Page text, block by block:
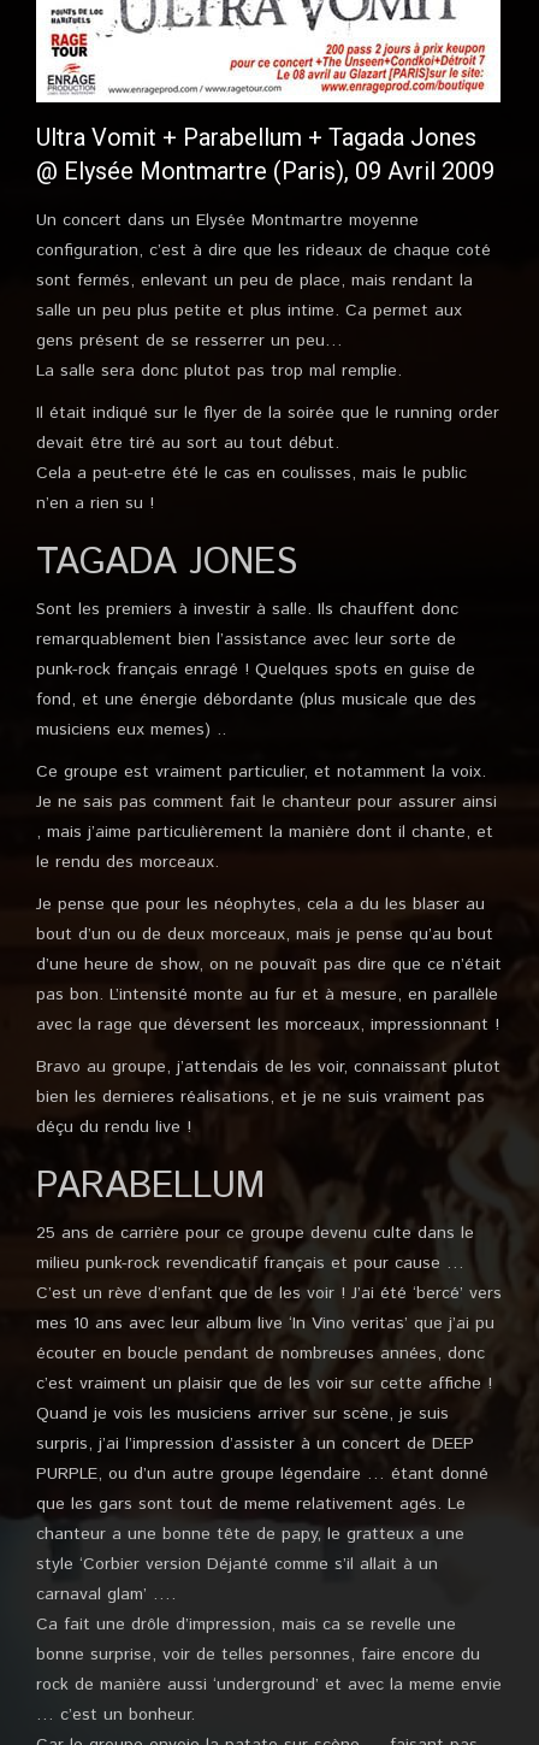
Ultra Vomit + Parabellum + Tagada Jones
@ Elysée Montmartre (Paris), 09 Avril 2009
Un concert dans un Elysée Montmartre moyenne
configuration, c’est à dire que les rideaux de chaque coté
sont fermés, enlevant un peu de place, mais rendant la
salle un peu plus petite et plus intime. Ca permet aux
gens présent de se resserrer un peu…
La salle sera donc plutot pas trop mal remplie.
Il était indiqué sur le flyer de la soirée que le running order
devait être tiré au sort au tout début.
Cela a peut-etre été le cas en coulisses, mais le public
n’en a rien su !
TAGADA JONES
Sont les premiers à investir à salle. Ils chauffent donc
remarquablement bien l’assistance avec leur sorte de
punk-rock français enragé ! Quelques spots en guise de
fond, et une énergie débordante (plus musicale que des
musiciens eux memes) ..
Ce groupe est vraiment particulier, et notamment la voix.
Je ne sais pas comment fait le chanteur pour assurer ainsi
, mais j’aime particulièrement la manière dont il chante, et
le rendu des morceaux.
Je pense que pour les néophytes, cela a du les blaser au
bout d’un ou de deux morceaux, mais je pense qu’au bout
d’une heure de show, on ne pouvaît pas dire que ce n’était
pas bon. L’intensité monte au fur et à mesure, en parallèle
avec la rage que déversent les morceaux, impressionnant !
Bravo au groupe, j’attendais de les voir, connaissant plutot
bien les dernieres réalisations, et je ne suis vraiment pas
déçu du rendu live !
PARABELLUM
25 ans de carrière pour ce groupe devenu culte dans le
milieu punk-rock revendicatif français et pour cause …
C’est un rève d’enfant que de les voir ! J’ai été ‘bercé’ vers
mes 10 ans avec leur album live ‘In Vino veritas’ que j’ai pu
écouter en boucle pendant de nombreuses années, donc
c’est vraiment un plaisir que de les voir sur cette affiche !
Quand je vois les musiciens arriver sur scène, je suis
surpris, j’ai l’impression d’assister à un concert de DEEP
PURPLE, ou d’un autre groupe légendaire … étant donné
que les gars sont tout de meme relativement agés. Le
chanteur a une bonne tête de papy, le gratteux a une
style ‘Corbier version Déjanté comme s’il allait à un
carnaval glam’ ….
Ca fait une drôle d’impression, mais ca se revelle une
bonne surprise, voir de telles personnes, faire encore du
rock de manière aussi ‘underground’ et avec la meme envie
… c’est un bonheur.